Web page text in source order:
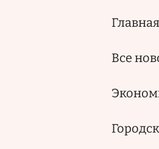
Основная
Главная
Все